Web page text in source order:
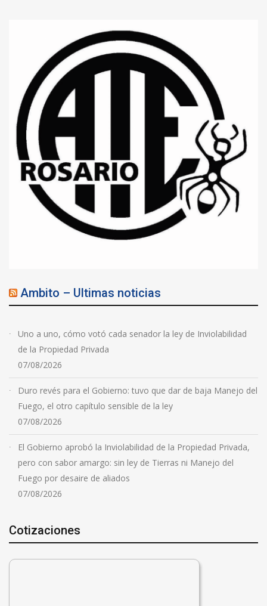
Ambito – Ultimas noticias
Uno a uno, cómo votó cada senador la ley de Inviolabilidad
de la Propiedad Privada
07/08/2026
Duro revés para el Gobierno: tuvo que dar de baja Manejo del
Fuego, el otro capítulo sensible de la ley
07/08/2026
El Gobierno aprobó la Inviolabilidad de la Propiedad Privada,
pero con sabor amargo: sin ley de Tierras ni Manejo del
Fuego por desaire de aliados
07/08/2026
Cotizaciones